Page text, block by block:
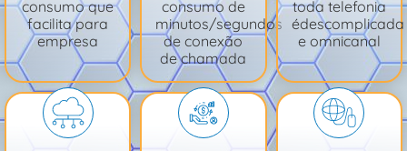
consumo que
facilita para
empresa
consumo de
minutos/segundos
de conexão
de chamada
toda telefonia
édescomplicada
e omnicanal